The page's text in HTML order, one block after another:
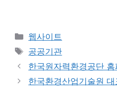
카
테
고
리
웹사이트
태
그
공공기관
한국원자력환경공단
한국환경산업기술원